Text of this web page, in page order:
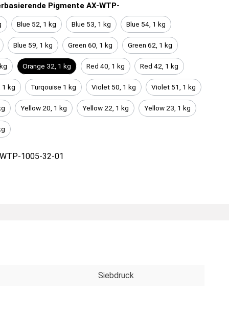
Pigmente AX-WTP-
Blue 52, 1 kg Blue 53, 1 kg Blue 54, 1 kg
Blue 59, 1 kg Green 60, 1 kg Green 62, 1 kg
Orange 32, 1 kg Red 40, 1 kg Red 42, 1 kg
1 kg Turqouise 1 kg Violet 50, 1 kg Violet 51, 1 kg
Yellow 20, 1 kg Yellow 22, 1 kg Yellow 23, 1 kg
1005-32-01
Siebdruck